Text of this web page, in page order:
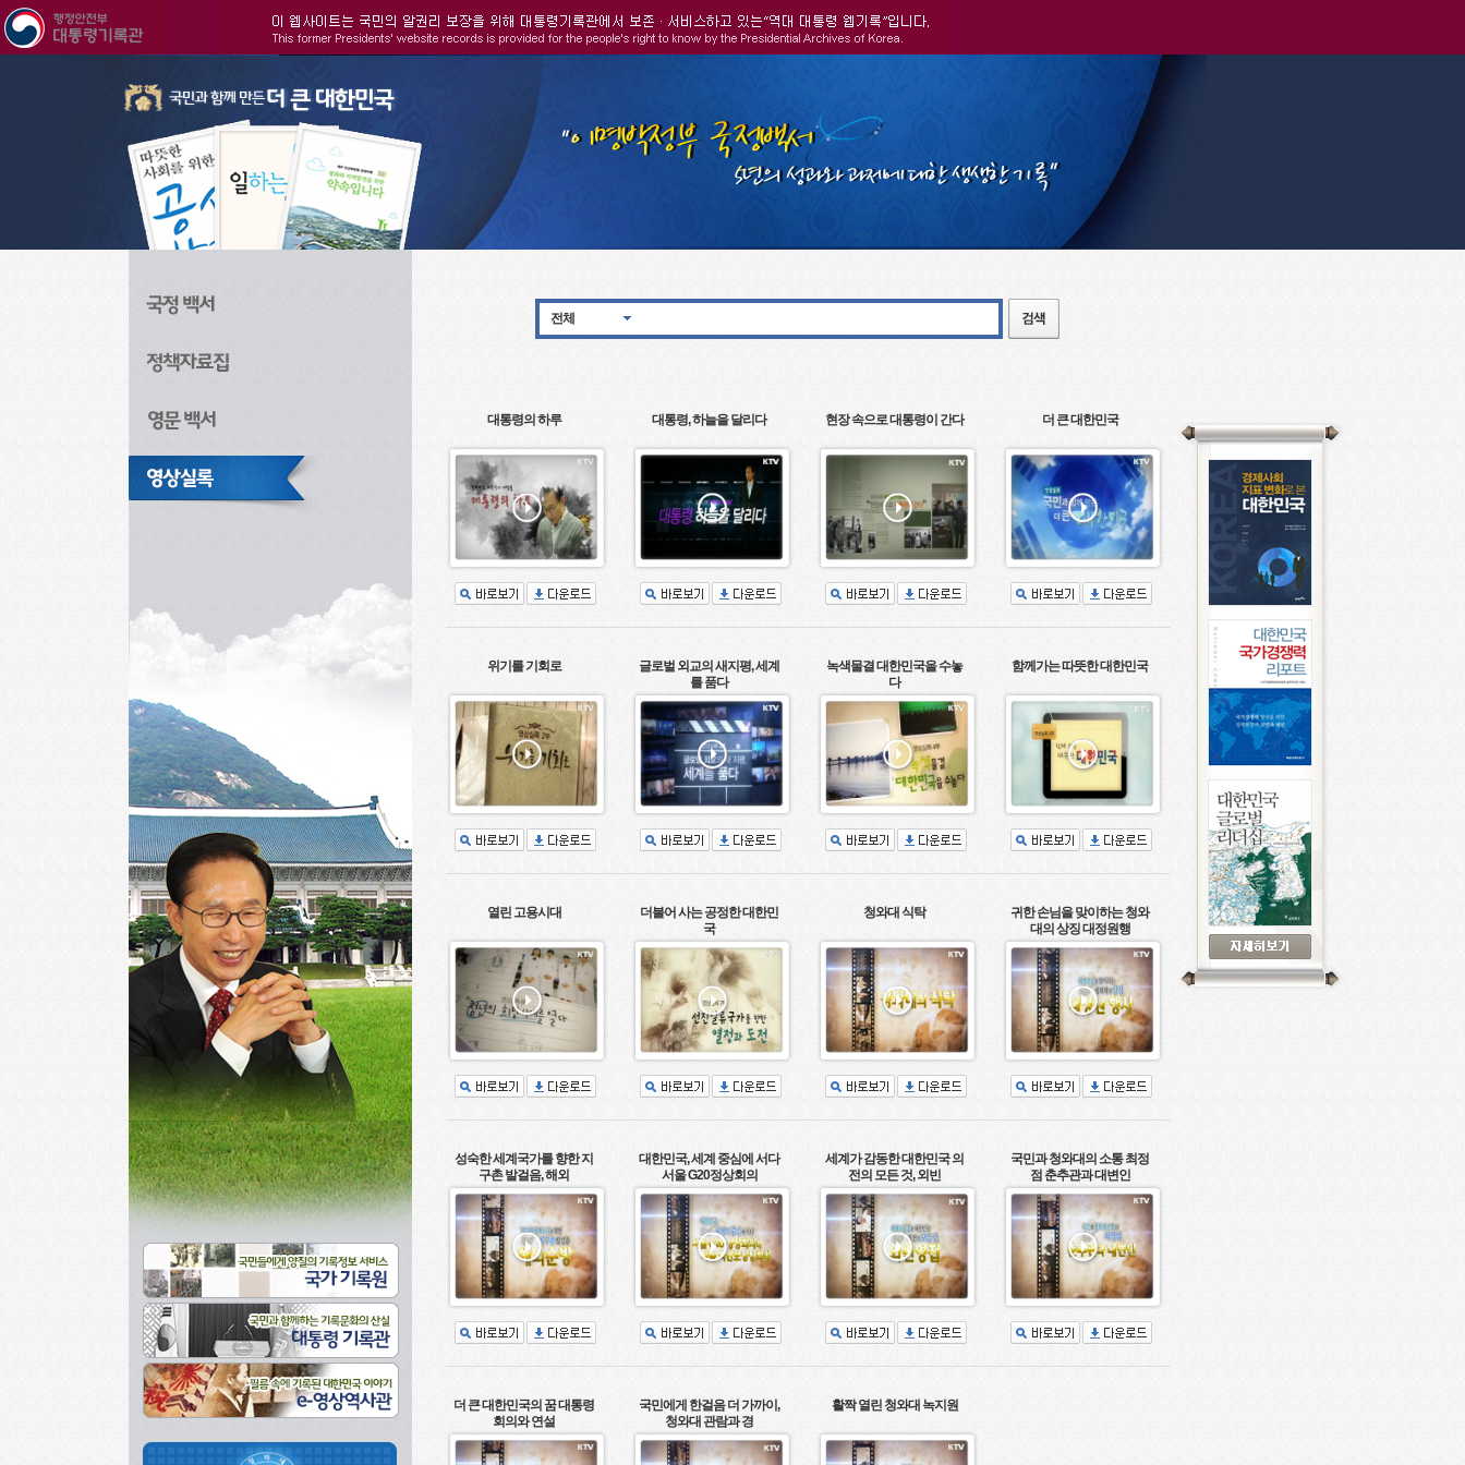
전체
대통령의 하루 대통령, 하늘을 달리다 현장 속으로 대통령이 간다 더 큰 대한민국
위기를 기회로
글로벌 외교의 새지평, 세계
를 품다
녹색물결 대한민국을 수놓
다
함께가는 따뜻한 대한민국
열린 고용시대
더불어 사는 공정한 대한민
국
청와대 식탁
귀한 손님을 맞이하는 청와
대의 상징 대정원행
성숙한 세계국가를 향한 지
구촌 발걸음, 해외
대한민국, 세계 중심에 서다
서울 G20정상회의
세계가 감동한 대한민국 의
전의 모든 것, 외빈
국민과 청와대의 소통 최정
점 춘추관과 대변인
더 큰 대한민국의 꿈 대통령
회의와 연설
국민에게 한걸음 더 가까이,
청와대 관람과 경
활짝 열린 청와대 녹지원